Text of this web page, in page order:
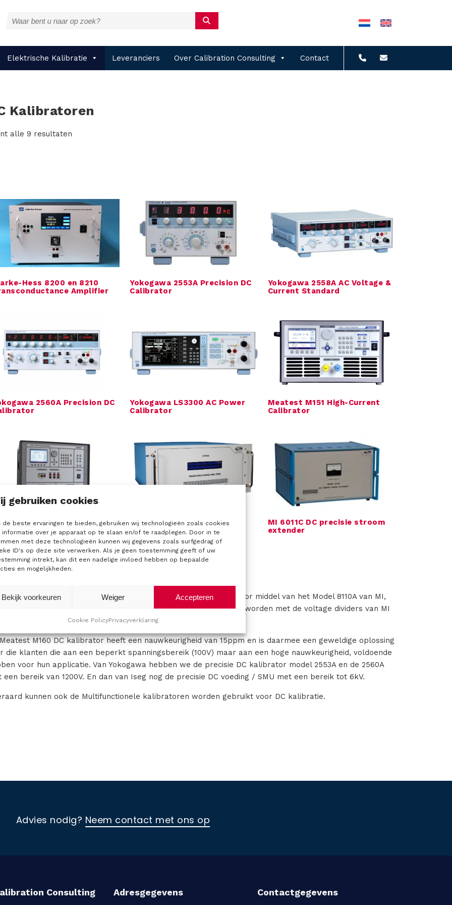
gebruiken cookies
de beste ervaringen te bieden, gebruiken wij technologieën zoals cookies
informatie over je apparaat op te slaan en/of te raadplegen. Door in te
met deze technologieën kunnen wij gegevens zoals surfgedrag of
ID's op deze site verwerken. Als je geen toestemming geeft of uw
intrekt, kan dit een nadelige invloed hebben op bepaalde
en mogelijkheden.
Accepteren
Weiger
Bekijk voorkeuren
Cookie PolicyPrivacyverklaring
Elektrische Kalibratie Leveranciers Over Calibration Consulting Contact
Kalibratoren
alle 9 resultaten
Hess 8200 en 8210
Amplifier
Yokogawa 2553A Precision DC
Calibrator
Yokogawa 2558A AC Voltage &
Current Standard
2560A Precision DC
Yokogawa LS3300 AC Power
Calibrator
Meatest M151 High-Current
Calibrator
M133C Power &
Calibrator
MI 2701A Transconductance
Amplifier
MI 6011C DC precisie stroom
extender
ook hier hebben we oplossingen tot op het hoogste niveau. Dit door middel van het Model 8110A van MI,
10V referentie standaard. Deze unit kan uiteraard gecombineerd worden met de voltage dividers van MI
ook de voltage extender model 8001B met een bereik van 1200V.
M160 DC kalibrator heeft een nauwkeurigheid van 15ppm en is daarmee een geweldige oplossing
die klanten die aan een beperkt spanningsbereik (100V) maar aan een hoge nauwkeurigheid, voldoende
voor hun applicatie. Van Yokogawa hebben we de precisie DC kalibrator model 2553A en de 2560A
een bereik van 1200V. En dan van Iseg nog de precisie DC voeding / SMU met een bereik tot 6kV.
kunnen ook de Multifunctionele kalibratoren worden gebruikt voor DC kalibratie.
Advies nodig? Neem contact met ons op
Consulting Adresgegevens Contactgegevens